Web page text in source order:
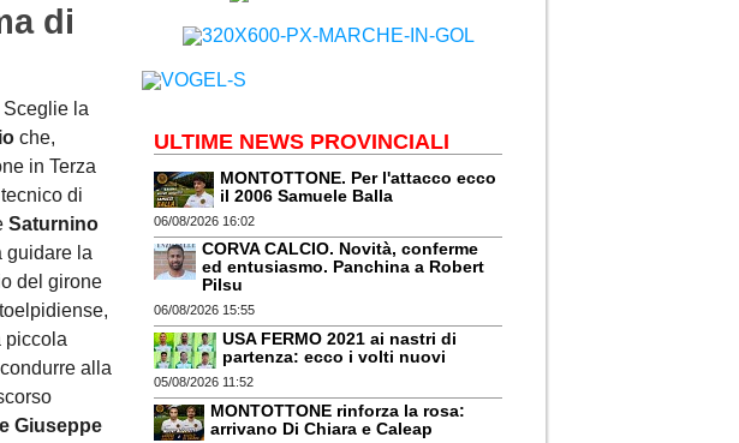
di
Sceglie la
che,
in Terza
di
Saturnino
guidare la
del girone
piccola
alla
Giuseppe
ULTIME NEWS PROVINCIALI
MONTOTTONE. Per l'attacco ecco
il 2006 Samuele Balla
06/08/2026 16:02
CORVA CALCIO. Novità, conferme
ed entusiasmo. Panchina a Robert
Pilsu
06/08/2026 15:55
USA FERMO 2021 ai nastri di
partenza: ecco i volti nuovi
05/08/2026 11:52
MONTOTTONE rinforza la rosa:
arrivano Di Chiara e Caleap